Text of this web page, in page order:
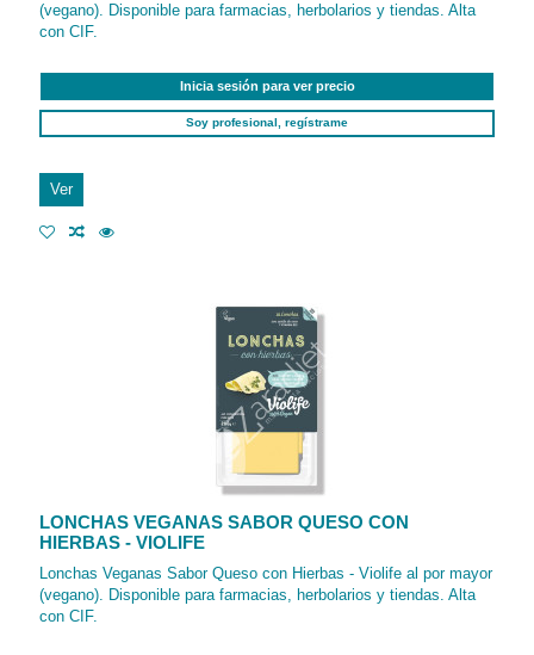
(vegano). Disponible para farmacias, herbolarios y tiendas. Alta
con CIF.
Inicia sesión para ver precio
Soy profesional, regístrame
Ver
LONCHAS VEGANAS SABOR QUESO CON
HIERBAS - VIOLIFE
Lonchas Veganas Sabor Queso con Hierbas - Violife al por mayor
(vegano). Disponible para farmacias, herbolarios y tiendas. Alta
con CIF.